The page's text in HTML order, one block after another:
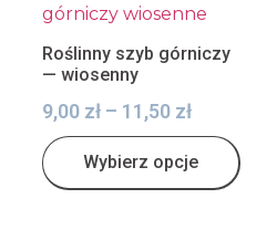
Roślinny szyb górniczy
— wiosenny
9,00 zł – 11,50 zł
Wybierz opcje